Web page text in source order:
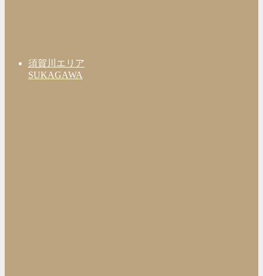
須賀川エリア
SUKAGAWA